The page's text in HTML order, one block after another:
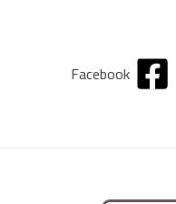
Facebook